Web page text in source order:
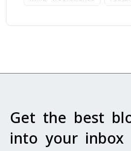
Get the best
into your inbox